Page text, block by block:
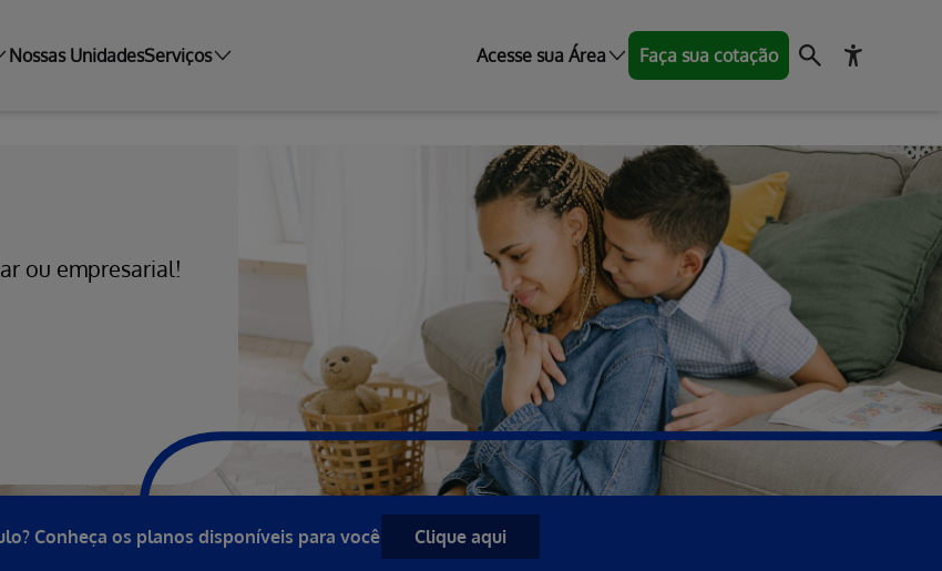
Nossas UnidadesServiços Acesse sua Área Faça sua cotação
ou empresarial!
Conheça os planos disponíveis para você Clique aqui